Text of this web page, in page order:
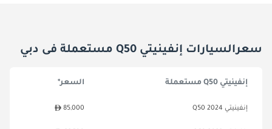
سعرالسيارات إنفينيتي Q50 مستعملة فى دبي
إنفينيتي Q50 مستعملة السعر*
إنفينيتي Q50 2024 85,000